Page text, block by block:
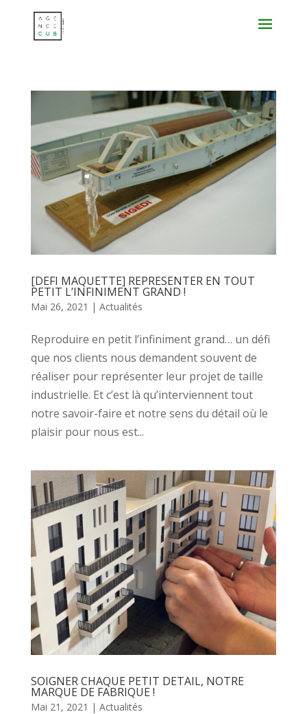
[DEFI MAQUETTE] REPRESENTER EN TOUT
PETIT L’INFINIMENT GRAND !
Mai 26, 2021 | Actualités
Reproduire en petit l’infiniment grand… un défi
que nos clients nous demandent souvent de
réaliser pour représenter leur projet de taille
industrielle. Et c’est là qu’interviennent tout
notre savoir-faire et notre sens du détail où le
plaisir pour nous est...
SOIGNER CHAQUE PETIT DETAIL, NOTRE
MARQUE DE FABRIQUE !
Mai 21, 2021 | Actualités